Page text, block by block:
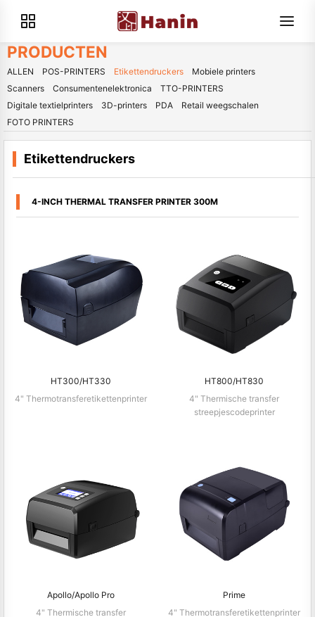
PRODUCTEN
ALLEN POS-PRINTERS Etikettendruckers
Mobiele printers
Scanners
Consumentenelektronica
TTO-PRINTERS
Digitale textielprinters
3D-printers PDA
Retail weegschalen
FOTO PRINTERS
Etikettendruckers
4-INCH THERMAL TRANSFER PRINTER 300M
HT300/HT330
4" Thermotransferetikettenprinter
HT800/HT830
4" Thermische transfer
streepjescodeprinter
Apollo/Apollo Pro
4" Thermische transfer
Prime
4" Thermotransferetikettenprinter